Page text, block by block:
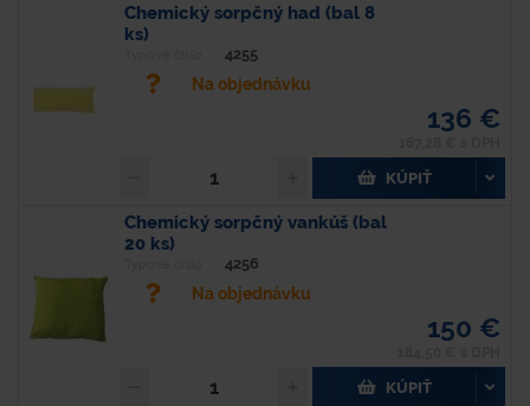
Chemický sorpčný had (bal 8
ks)
4255
Na objednávku
136 €
KÚPIŤ
Chemický sorpčný vankúš (bal
20 ks)
4256
Na objednávku
150 €
KÚPIŤ